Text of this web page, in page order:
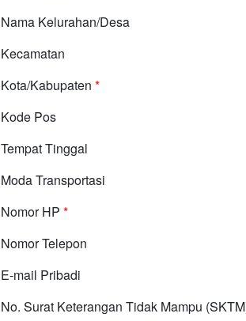
Nama Kelurahan/Desa
Kecamatan
Kota/Kabupaten *
Kode Pos
Tempat Tinggal
Moda Transportasi
Nomor HP *
Nomor Telepon
E-mail Pribadi
No. Surat Keterangan Tidak Mampu